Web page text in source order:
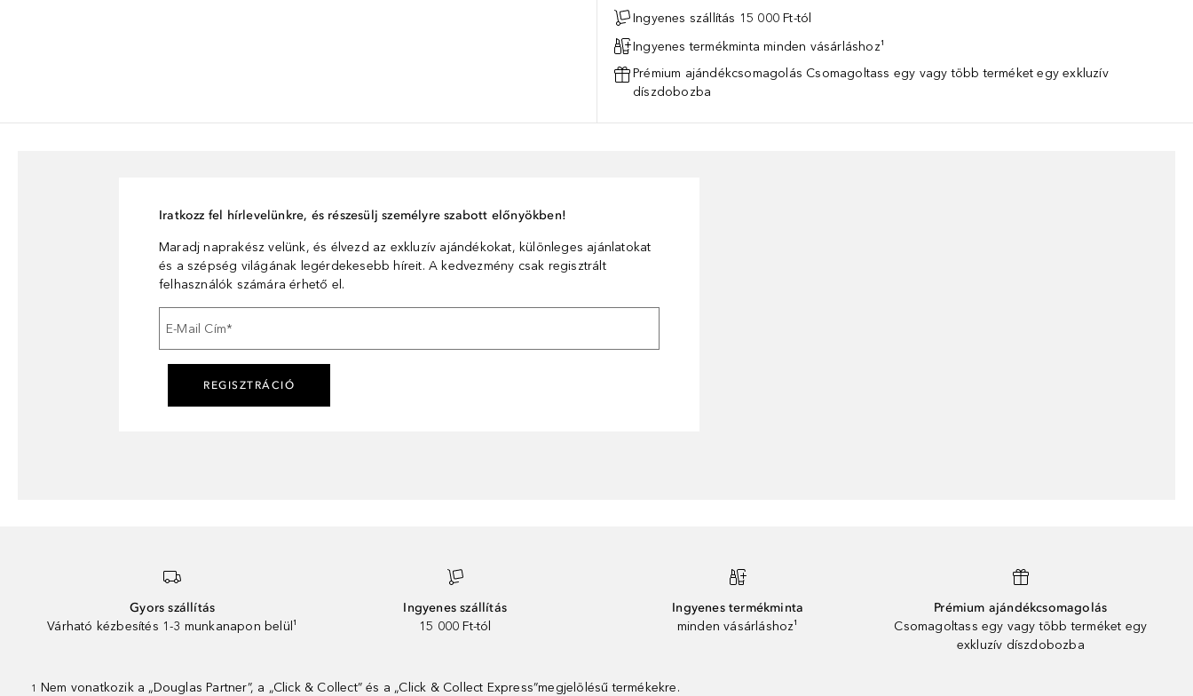
Ingyenes szállítás 15 000 Ft-tól
Ingyenes termékminta minden vásárláshoz¹
Prémium ajándékcsomagolás Csomagoltass egy vagy több terméket egy exkluzív
díszdobozba
Iratkozz fel hírlevelünkre, és részesülj személyre szabott előnyökben!
Maradj naprakész velünk, és élvezd az exkluzív ajándékokat, különleges ajánlatokat
és a szépség világának legérdekesebb híreit. A kedvezmény csak regisztrált
felhasználók számára érhető el.
E-Mail Cím*
REGISZTRÁCIÓ
Gyors szállítás
Várható kézbesítés 1-3 munkanapon belül¹
Ingyenes szállítás
15 000 Ft-tól
Ingyenes termékminta
minden vásárláshoz¹
Prémium ajándékcsomagolás
Csomagoltass egy vagy több terméket egy
exkluzív díszdobozba
1 Nem vonatkozik a „Douglas Partner”, a „Click & Collect” és a „Click & Collect Express”megjelölésű termékekre.